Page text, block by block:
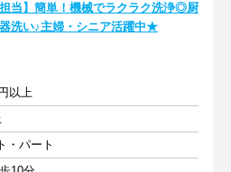
担当】簡単！機械でラクラク洗浄◎厨
洗い♪主婦・シニア活躍中★
以上
・パート